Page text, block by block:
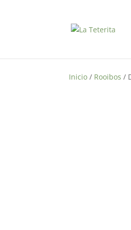
Inicio / Rooibos /